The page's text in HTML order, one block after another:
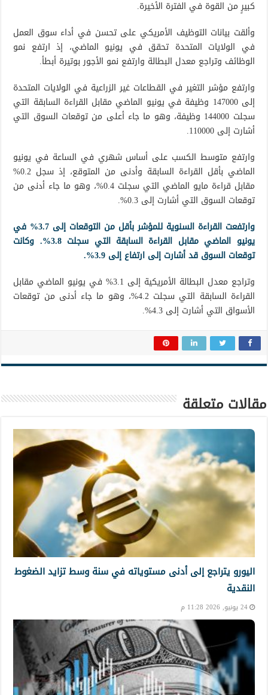
كبيرٍ من القوة في الفترة الأخيرة.
وألقت بيانات التوظيف الأمريكي على تحسن في أداء سوق العمل
في الولايات المتحدة تحقق في يونيو الماضي، إذ ارتفع نمو
الوظائف وتراجع معدل البطالة وارتفع نمو الأجور بوتيرة أبطأ.
وارتفع مؤشر التغير في القطاعات غير الزراعية في الولايات المتحدة
إلى 147000 وظيفة في يونيو الماضي مقابل القراءة السابقة التي
سجلت 144000 وظيفة، وهو ما جاء أعلى من توقعات السوق التي
أشارت إلى 110000.
وارتفع متوسط الكسب على أساس شهري في الساعة في يونيو
الماضي بأقل القراءة السابقة وأدنى من المتوقع، إذ سجل 0.2%
مقابل قراءة مايو الماضي التي سجلت 0.4%، وهو ما جاء أدنى من
توقعات السوق التي أشارت إلى 0.3%.
وارتفعت القراءة السنوية للمؤشر بأقل من التوقعات إلى 3.7% في
يونيو الماضي مقابل القراءة السابقة التي سجلت 3.8%. وكانت
توقعات السوق قد أشارت إلى ارتفاع إلى 3.9%.
وتراجع معدل البطالة الأمريكية إلى 3.1% في يونيو الماضي مقابل
القراءة السابقة التي سجلت 4.2%، وهو ما جاء أدنى من توقعات
الأسواق التي أشارت إلى 4.3%.
مقالات متعلقة
اليورو يتراجع إلى أدنى مستوياته في سنة وسط تزايد الضغوط
النقدية
24 يونيو, 2026 11:28 م